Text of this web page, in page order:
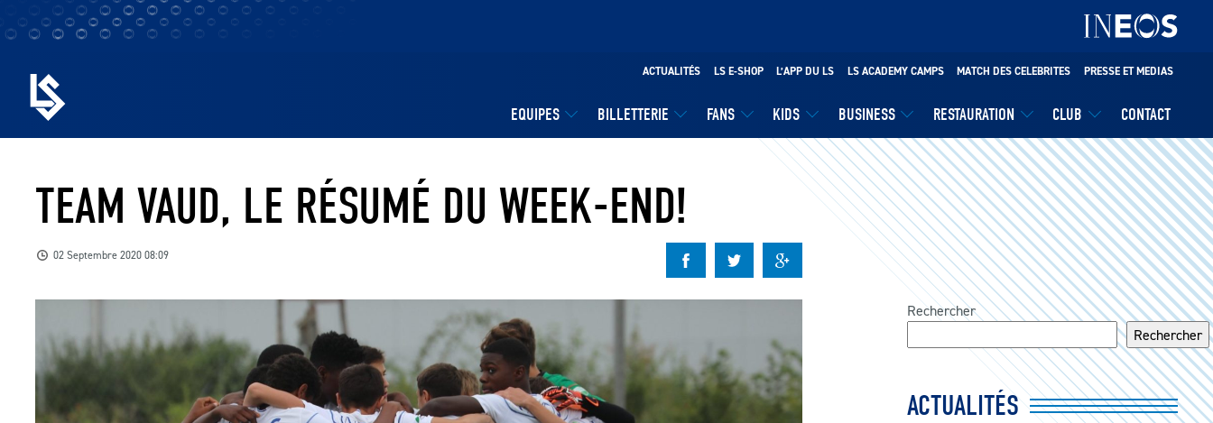
EQUIPES BILLETTERIE FANS KIDS BUSINESS RESTAURATION CLUB CONTACT
ACTUALITÉS LS E-SHOP L’APP DU LS LS ACADEMY CAMPS MATCH DES CELEBRITES PRESSE ET MEDIAS
TEAM VAUD, LE RÉSUMÉ DU WEEK-END!
02 Septembre 2020 08:09
Rechercher
Rechercher
ACTUALITÉS